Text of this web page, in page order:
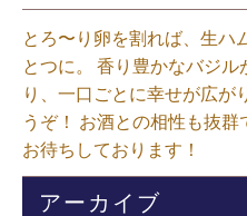
とろ〜り卵を割れば、生ハ
とつに。 香り豊かなバジ
り、一口ごとに幸せが広が
うぞ！ お酒との相性も抜
お待ちしております！⁡
アーカイブ